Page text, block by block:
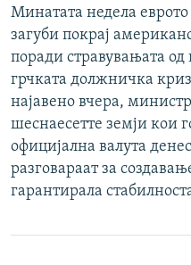
СЛЕДЕТЕ НЕ
РСЕ веб страници
Минатата недела
загуби покрај
поради стравувањата
грчката должничка
најавено вчера,
шеснаесетте земји кои
официјална валута
разговараат за
гарантирала